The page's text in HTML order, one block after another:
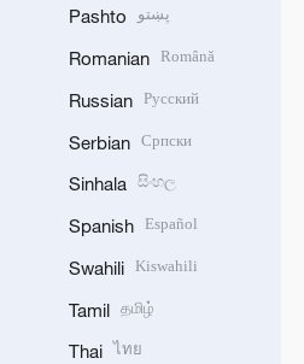
Pashto پښتو
Romanian Română
Russian Русский
Serbian Српски
Sinhala සිංහල
Spanish Español
Swahili Kiswahili
Tamil தமிழ்
Thai ไทย